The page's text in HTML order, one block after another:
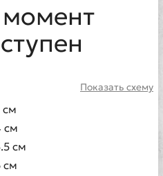
Показать схему
см
см
см
см